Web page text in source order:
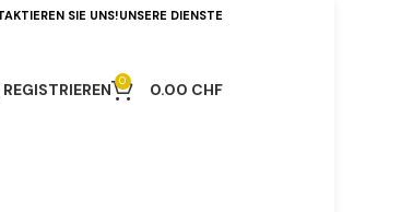
SIE UNS!UNSERE DIENSTE
0 0.00 CHF